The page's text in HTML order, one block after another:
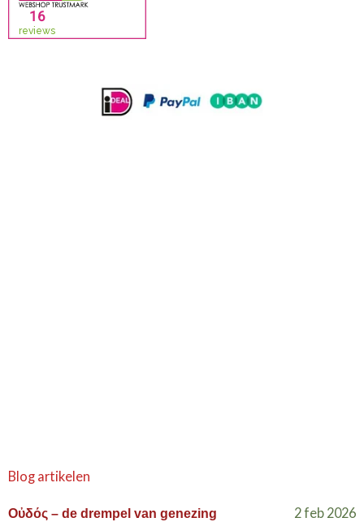
Blog artikelen
Οὐδός – de drempel van genezing 2 feb 2026